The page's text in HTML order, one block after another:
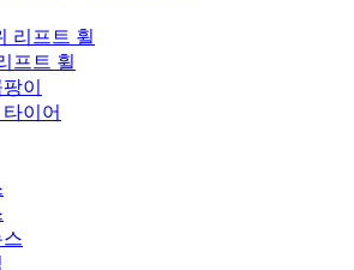
리프트 휠
프트 휠
이
이어